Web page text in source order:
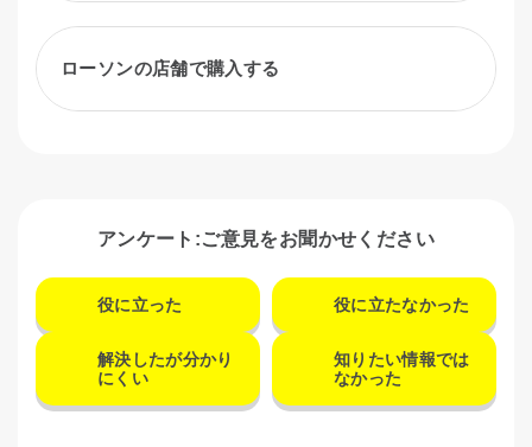
ローソンの店舗で購入する
アンケート:ご意見をお聞かせください
役に立った 役に立たなかった
解決したが分かり
にくい
知りたい情報では
なかった